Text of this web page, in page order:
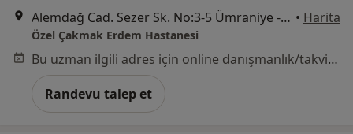
Alemdağ Cad. Sezer Sk. No:3-5 Ümraniye - İstanbul, Ümraniye • Harita
Özel Çakmak Erdem Hastanesi
Bu uzman ilgili adres için online danışmanlık/takvim sunmuyor.
Randevu talep et